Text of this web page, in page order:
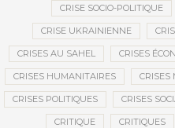
CRISE SOCIO-POLITIQUE
CRISE UKRAINIENNE
CRISES AU SAHEL CRISES
CRISES HUMANITAIRES CRISES
CRISES POLITIQUES CRISES
CRITIQUE CRITIQUES